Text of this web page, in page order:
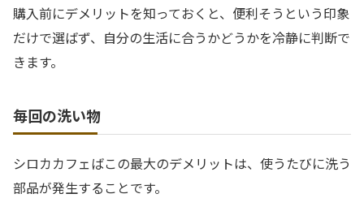
購入前にデメリットを知っておくと、便利そうという印象
だけで選ばず、自分の生活に合うかどうかを冷静に判断で
きます。
毎回の洗い物
シロカカフェばこの最大のデメリットは、使うたびに洗う
部品が発生することです。